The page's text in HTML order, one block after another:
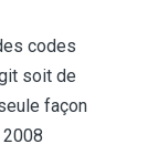
codes
soit de
façon